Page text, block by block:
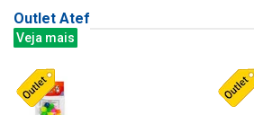
Outlet Atef
Veja mais